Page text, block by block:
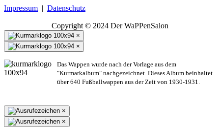
Impressum | Datenschutz
Copyright © 2024 Der WaPPenSalon
×
×
Das Wappen wurde nach der Vorlage aus dem
"Kurmarkalbum" nachgezeichnet. Dieses Album beinhaltet
über 640 Fußballwappen aus der Zeit von 1930-1931.
×
×